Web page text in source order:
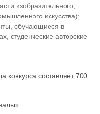
изобразительного,
искусства);
обучающиеся в
студенческие авторские
составляет 700